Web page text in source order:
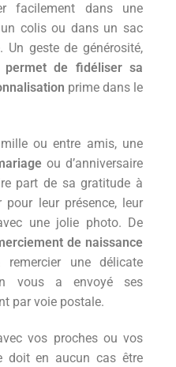
facilement dans une
colis ou dans un sac
Un geste de générosité,
permet de fidéliser sa
prime dans le
ou entre amis, une
ou d’anniversaire
part de sa gratitude à
pour leur présence, leur
une jolie photo. De
de naissance
une délicate
vous a envoyé ses
par voie postale.
vos proches ou vos
doit en aucun cas être